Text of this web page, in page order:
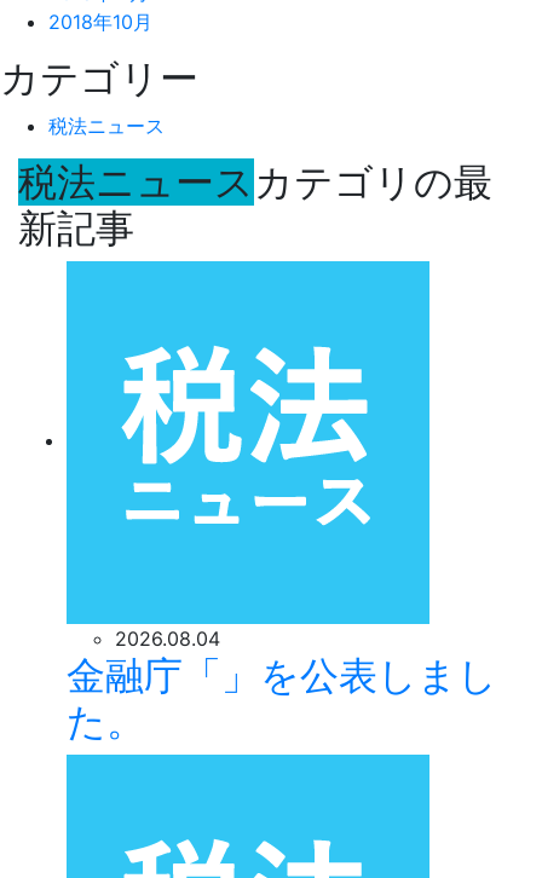
2018年10月
カテゴリー
税法ニュース
税法ニュース カテゴリの最
新記事
2026.08.04
金融庁「」を公表しまし
た。